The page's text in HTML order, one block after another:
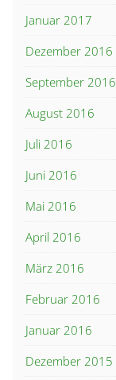
Januar 2017
Dezember 2016
September 2016
August 2016
Juli 2016
Juni 2016
Mai 2016
April 2016
März 2016
Februar 2016
Januar 2016
Dezember 2015